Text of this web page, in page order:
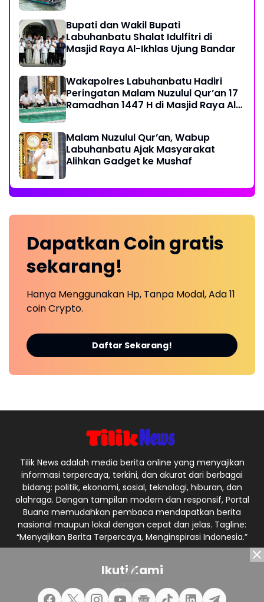
Bupati dan Wakil Bupati
Labuhanbatu Shalat Idulfitri di
Masjid Raya Al-Ikhlas Ujung Bandar
Wakapolres Labuhanbatu Hadiri
Peringatan Malam Nuzulul Qur’an 17
Ramadhan 1447 H di Masjid Raya Al-
Malam Nuzulul Qur’an, Wabup
Labuhanbatu Ajak Masyarakat
Alihkan Gadget ke Mushaf
Dapatkan Coin gratis
sekarang!
Hanya Menggunakan Hp, Tanpa Modal, Ada 11
coin Crypto.
Daftar Sekarang!
Tilik News adalah media berita online yang menyajikan
informasi terpercaya, terkini, dan akurat dari berbagai
bidang: politik, ekonomi, sosial, teknologi, hiburan, dan
olahraga. Dengan tampilan modern dan responsif, Portal
Buana memudahkan pembaca mendapatkan berita
nasional maupun lokal dengan cepat dan jelas. Tagline:
“Menyajikan Berita Terpercaya, Menginspirasi Indonesia.”
Ikuti Kami